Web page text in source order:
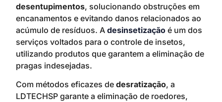
desentupimentos, solucionando obstruções em
encanamentos e evitando danos relacionados ao
acúmulo de resíduos. A desinsetização é um dos
serviços voltados para o controle de insetos,
utilizando produtos que garantem a eliminação de
pragas indesejadas.
Com métodos eficazes de desratização, a
LDTECHSP garante a eliminação de roedores,